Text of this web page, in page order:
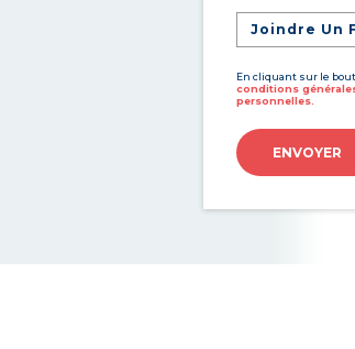
Joindre Un
En cliquant sur le
conditions
personnelles.
ENVOYER